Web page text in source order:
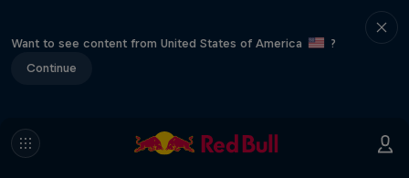
Want to see content from United States of America
?
Continue